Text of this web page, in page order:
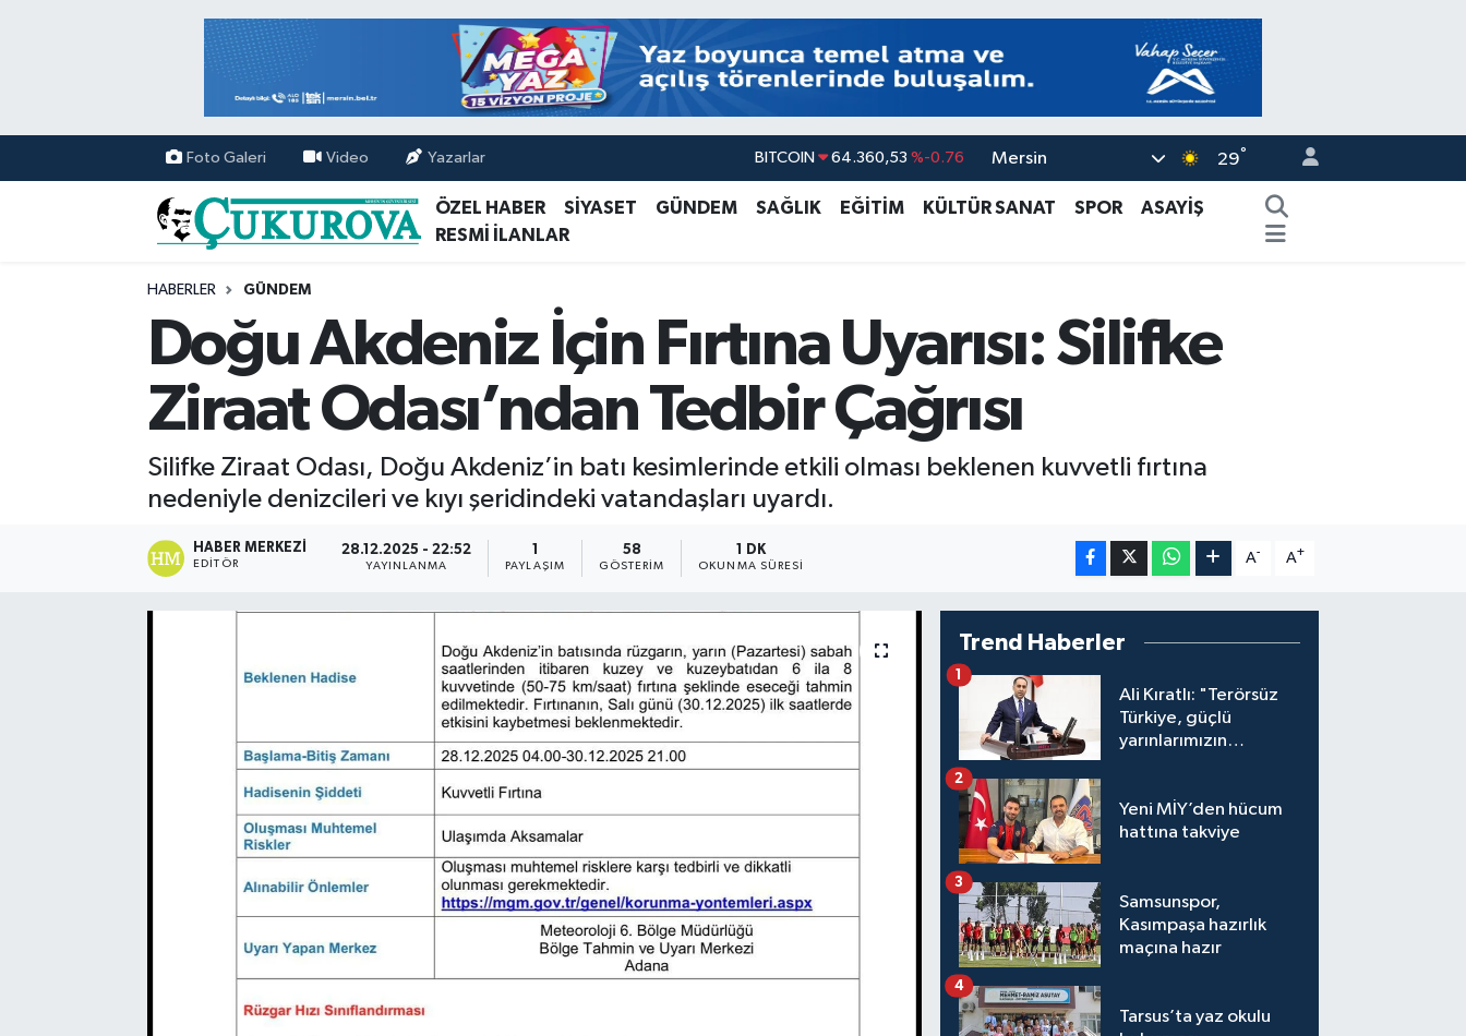
Foto Galeri Video Yazarlar BITCOIN 64.360,53 %-0.76
DOLAR 47,7069 %0.17
BİST100 13.887 %64
Mersin 29°
ÖZEL HABER SİYASET GÜNDEM SAĞLIK EĞİTİM KÜLTÜR SANAT SPOR
ASAYİŞ
RESMİ İLANLAR
HABERLER GÜNDEM
Doğu Akdeniz İçin Fırtına Uyarısı: Silifke
Ziraat Odası’ndan Tedbir Çağrısı
Silifke Ziraat Odası, Doğu Akdeniz’in batı kesimlerinde etkili olması beklenen kuvvetli fırtına
nedeniyle denizcileri ve kıyı şeridindeki vatandaşları uyardı.
HABER MERKEZI
EDITÖR
28.12.2025 - 22:52
YAYINLANMA PAYLAŞIM
58
GÖSTERIM
1 DK
OKUNMA SÜRESI
A- A+
Trend Haberler
Ali Kıratlı: "Terörsüz
Türkiye, güçlü
yarınlarımızın
1
Yeni MİY’den hücum
hattına takviye
2
Samsunspor,
Kasımpaşa hazırlık
maçına hazır
3
Tarsus’ta yaz okulu
4
Mersin Nöbetçi Eczaneler
Mersin Hava Durumu
Mersin Namaz Vakitleri
Mersin Trafik Yoğunluk Haritası
Tüm Manşetler
Son Dakika Haberleri
Haber Arşivi